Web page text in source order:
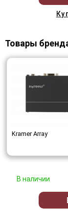
Товары
Kramer Array
В наличии